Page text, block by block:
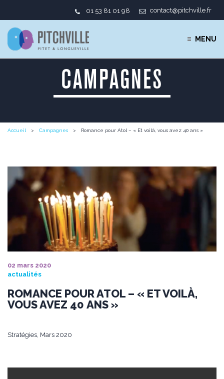
01 53 81 01 98 contact@pitchville.fr
MENU
CAMPAGNES
Accueil Campagnes Romance pour Atol – « Et voilà, vous avez 40 ans »
02 mars 2020
actualités
ROMANCE POUR ATOL – « ET VOILÀ,
VOUS AVEZ 40 ANS »
Stratégies, Mars 2020